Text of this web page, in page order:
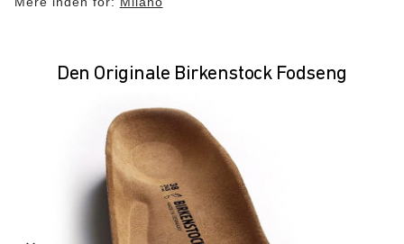
Den Originale Birkenstock Fodseng